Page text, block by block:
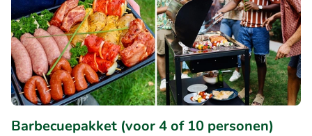
Barbecuepakket (voor 4 of 10 personen)